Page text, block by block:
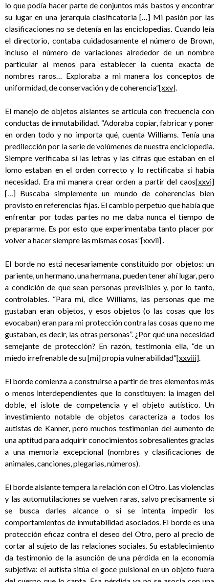
lo que podía hacer parte de conjuntos más bastos y encontrar
su lugar en una jerarquía clasificatoria […] Mi pasión por las
clasificaciones no se detenía en las enciclopedias. Cuando leía
el directorio, contaba cuidadosamente el número de Brown,
incluso el número de variaciones alrededor de un nombre
particular al menos para establecer la cuenta exacta de
nombres raros… Exploraba a mi manera los conceptos de
uniformidad, de conservación y de coherencia”[xxv].
El manejo de objetos aislantes se articula con frecuencia con
conductas de inmutabilidad. “Adoraba copiar, fabricar y poner
en orden todo y no importa qué, cuenta Williams. Tenía una
predilección por la serie de volúmenes de nuestra enciclopedia.
Siempre verificaba si las letras y las cifras que estaban en el
lomo estaban en el orden correcto y lo rectificaba si había
necesidad. Era mi manera crear orden a partir del caos[xxvi]
[…] Buscaba simplemente un mundo de coherencias bien
provisto en referencias fijas. El cambio perpetuo que había que
enfrentar por todas partes no me daba nunca el tiempo de
prepararme. Es por esto que experimentaba tanto placer por
volver a hacer siempre las mismas cosas”[xxvii].
El borde no está necesariamente constituido por objetos: un
pariente, un hermano, una hermana, pueden tener ahí lugar, pero
a condición de que sean personas previsibles y, por lo tanto,
controlables. “Para mí, dice Williams, las personas que me
gustaban eran objetos, y esos objetos (o las cosas que los
evocaban) eran para mi protección contra las cosas que no me
gustaban, es decir, las otras personas”. ¿Por qué una necesidad
semejante de protección? En razón, testimonia ella, “de un
miedo irrefrenable de su [mi] propia vulnerabilidad”[xxviii].
El borde comienza a construirse a partir de tres elementos más
o menos interdependientes que lo constituyen: la imagen del
doble, el islote de competencia y el objeto autístico. Un
investimiento notable de objetos caracteriza a todos los
autistas de Kanner, pero muchos testimonian del aumento de
una aptitud para adquirir conocimientos sobresalientes gracias
a una memoria excepcional (nombres y clasificaciones de
animales, canciones, plegarias, números).
El borde aislante tempera la relación con el Otro. Las violencias
y las automutilaciones se vuelven raras, salvo precisamente si
se busca darles alcance o si se intenta impedir los
comportamientos de inmutabilidad asociados. El borde es una
protección eficaz contra el deseo del Otro, pero al precio de
cortar al sujeto de las relaciones sociales. Su establecimiento
da testimonio de la asunción de una pérdida en la economía
subjetiva: el autista sitúa el goce pulsional en un objeto fuera